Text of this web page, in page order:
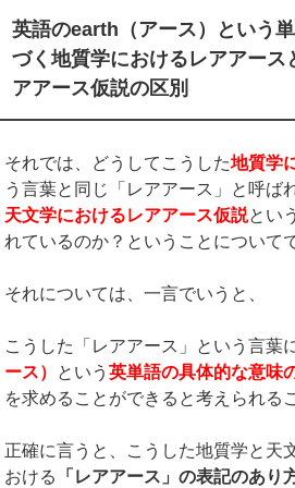
英語のearth（アース）という
づく地質学におけるレアアース
アアース仮説の区別
それでは、どうしてこうした地質学
う言葉と同じ「レアアース」と呼ば
天文学におけるレアアース仮説とい
れているのか？ということについて
それについては、一言でいうと、
こうした「レアアース」という言葉
ース） という英単語の具体的な意味
を求めることができると考えられる
正確に言うと、こうした地質学と天
おける
「レアアース」の表記のあり